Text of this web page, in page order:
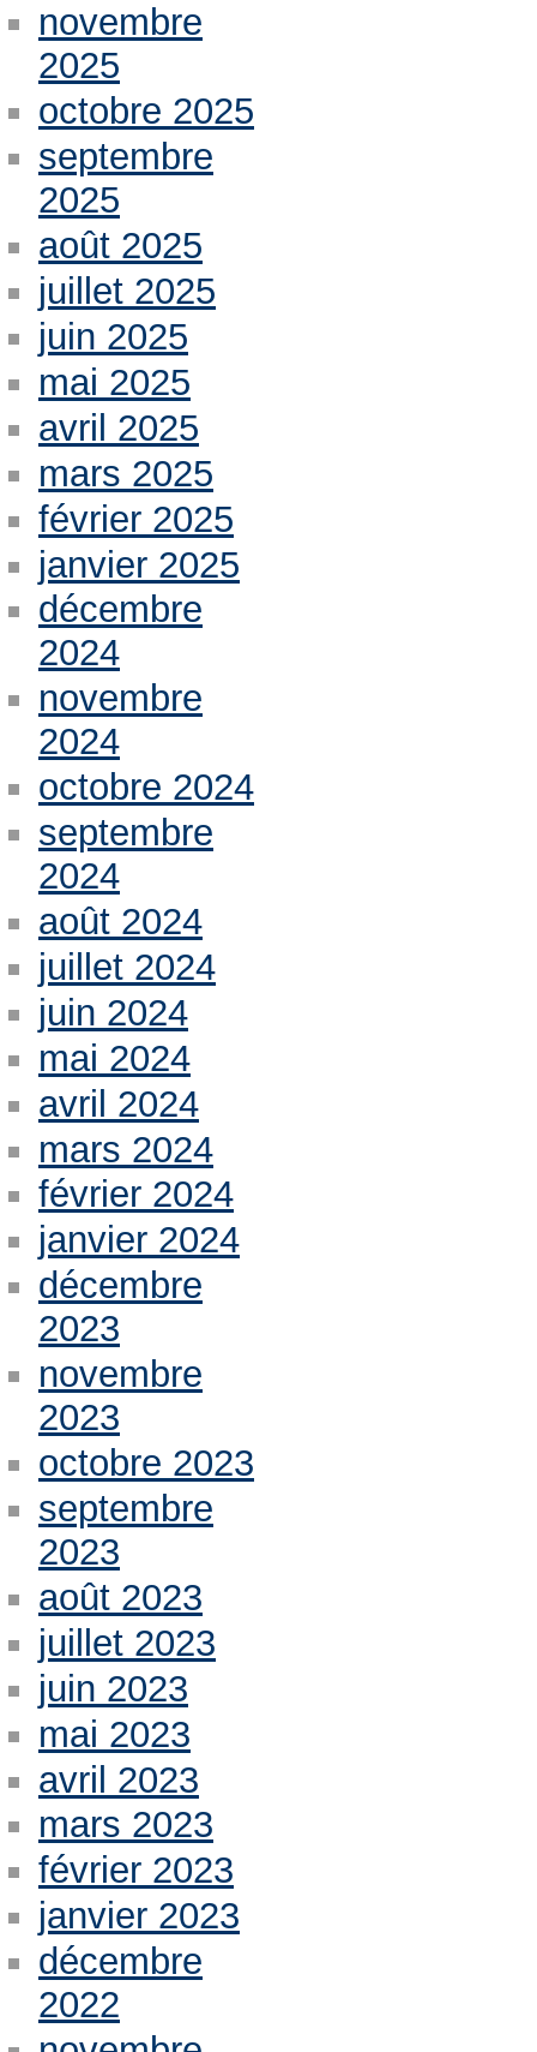
novembre
2025
octobre 2025
septembre
2025
août 2025
juillet 2025
juin 2025
mai 2025
avril 2025
mars 2025
février 2025
janvier 2025
décembre
2024
novembre
2024
octobre 2024
septembre
2024
août 2024
juillet 2024
juin 2024
mai 2024
avril 2024
mars 2024
février 2024
janvier 2024
décembre
2023
novembre
2023
octobre 2023
septembre
2023
août 2023
juillet 2023
juin 2023
mai 2023
avril 2023
mars 2023
février 2023
janvier 2023
décembre
2022